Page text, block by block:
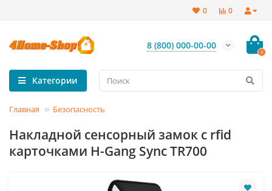
0
0
8 (800) 000-00-00
0
Категории
Главная Безопасность
Накладной сенсорный замок с rfid
карточками H-Gang Synс TR700